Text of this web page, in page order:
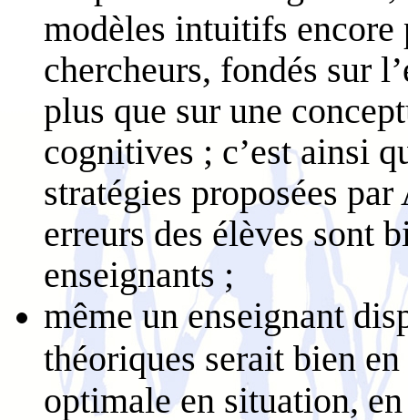
modèles intuitifs encore
chercheurs, fondés sur
plus que sur une
cognitives ; c’est ainsi
stratégies proposées
erreurs des élèves sont
enseignants ;
même un enseignant
théoriques serait bien
optimale en situation,